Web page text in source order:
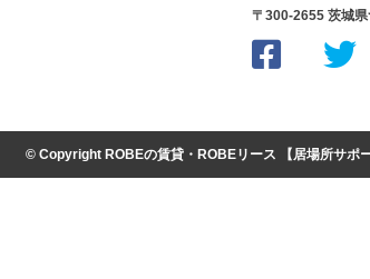
〒300-2655 茨城
© Copyright ROBEの賃貸・ROBEリース 【 居場所サポ